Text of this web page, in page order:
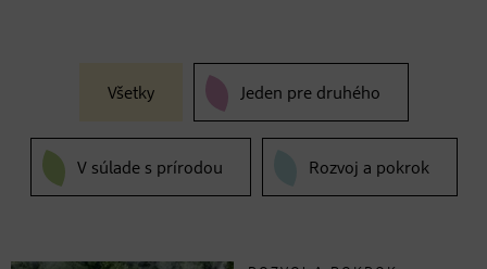
Všetky Jeden pre druhého
V súlade s prírodou Rozvoj a pokrok